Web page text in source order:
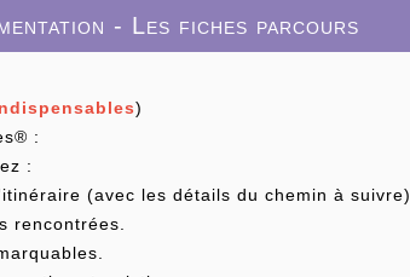
- Les fiches parcours
)
:
:
(avec les détails du chemin à suivre).
rencontrées.